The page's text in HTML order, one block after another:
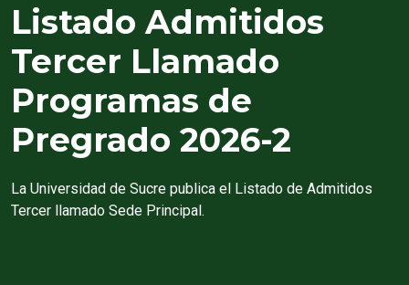
Listado Admitidos
Tercer Llamado
Programas de
Pregrado 2026-2
La Universidad de Sucre publica el Listado de Admitidos
Tercer llamado Sede Principal.